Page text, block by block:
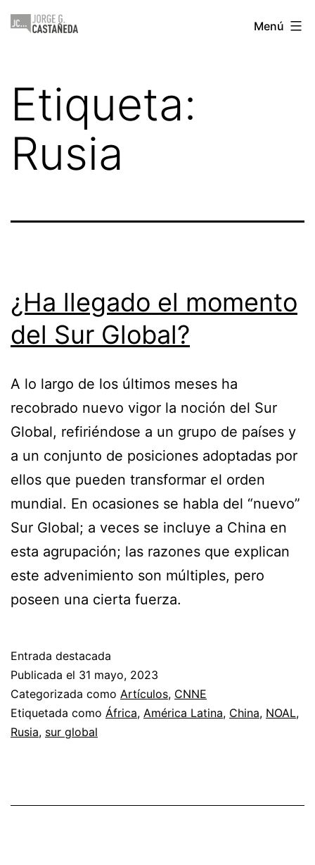
Saltar
Jorge
Menú
Etiqueta:
Rusia
¿Ha llegado el momento
del Sur Global?
A lo largo de los últimos meses ha
recobrado nuevo vigor la noción del Sur
Global, refiriéndose a un grupo de países y
a un conjunto de posiciones adoptadas por
ellos que pueden transformar el orden
mundial. En ocasiones se habla del “nuevo”
Sur Global; a veces se incluye a China en
esta agrupación; las razones que explican
este advenimiento son múltiples, pero
poseen una cierta fuerza.
Entrada destacada
Publicada el 31 mayo, 2023
Categorizada como Artículos, CNNE
Etiquetada como África, América Latina, China, NOAL,
Rusia, sur global